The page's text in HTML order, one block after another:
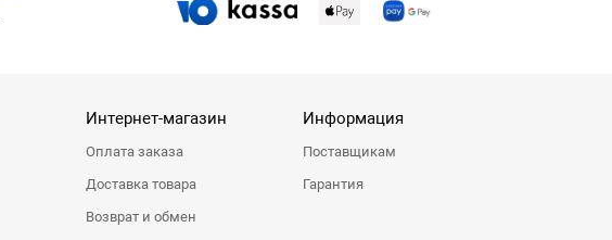
Интернет-магазин
Оплата заказа
Доставка товара
Возврат и обмен
Информация
Поставщикам
Гарантия